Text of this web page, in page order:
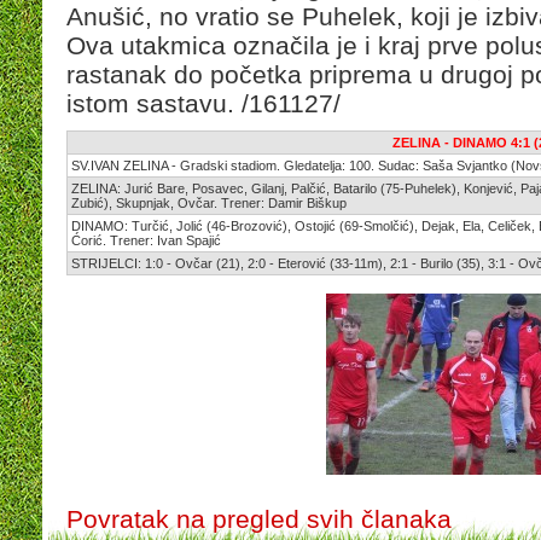
Anušić, no vratio se Puhelek, koji je
Ova utakmica označila je i kraj prve
rastanak do početka priprema u drugoj
istom sastavu. /161127/
ZELINA - DINAMO 4:1
SV.IVAN ZELINA - Gradski stadiom. Gledatelja: 100. Sudac: Saša Svjantko
ZELINA: Jurić Bare, Posavec, Gilanj, Palčić, Batarilo (75-Puhelek), Konjević,
Zubić), Skupnjak, Ovčar. Trener: Damir Biškup
DINAMO: Turčić, Jolić (46-Brozović), Ostojić (69-Smolčić), Dejak, Ela,
Ćorić. Trener: Ivan Spajić
STRIJELCI: 1:0 - Ovčar (21), 2:0 - Eterović (33-11m), 2:1 - Burilo (35), 3:1 -
Povratak na pregled svih članaka